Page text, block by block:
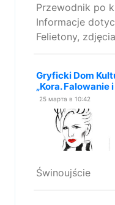
Przewodnik po
Informacje
Felietony,
Gryficki Dom
„Kora. Falowanie
25 марта в 10:42
Świnoujście